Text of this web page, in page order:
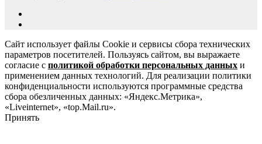
Сайт использует файлы Cookie и сервисы сбора технических
параметров посетителей. Пользуясь сайтом, вы выражаете
согласие с политикой обработки персональных данных и
применением данных технологий. Для реализации политики
конфиденциальности используются программные средства
сбора обезличенных данных: «Яндекс.Метрика»,
«Liveinternet», «top.Mail.ru».
Принять